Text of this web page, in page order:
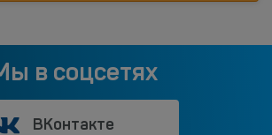
в соцсетях
ВКонтакте